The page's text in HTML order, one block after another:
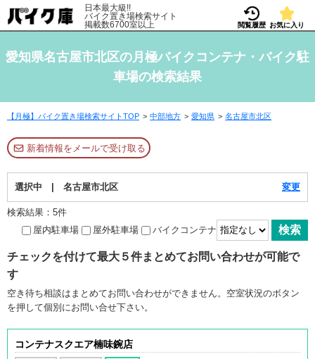
日本最大級!!
バイク置き場検索サイト
掲載数6700室以上
閲覧履歴 お気に入り
愛知県名古屋市北区の月極バイクコンテナ・バイク駐
車場の検索結果
【月極】バイク置き場検索サイトTOP 中部地方 愛知県 名古屋市北区
新着情報をメールで受け取る
選択中 | 名古屋市北区 変更
検索結果：5件
屋内駐車場
屋外駐車場 バイクコンテナ
チェックを付けて最大５件まとめてお問い合わせが可能で
す
空き待ち相談はまとめてお問い合わせができません。空室状況のボタン
を押して個別にお問い合せ下さい。
コンテナスクエア楠味鋺店